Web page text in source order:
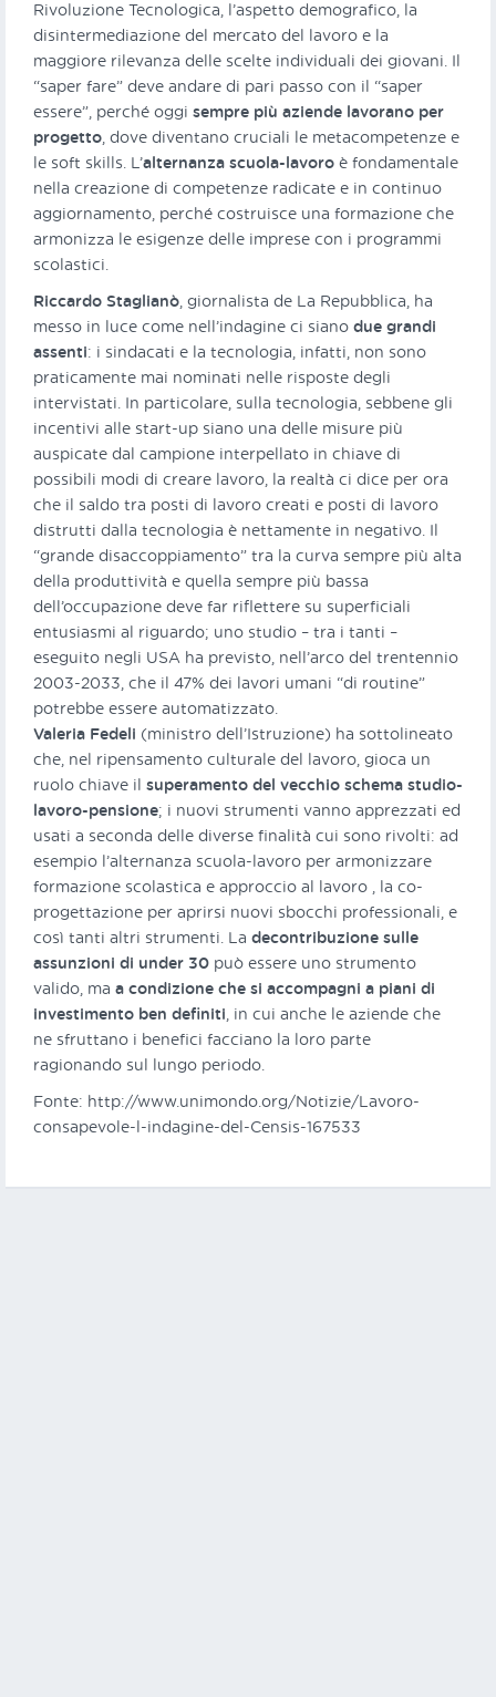
Rivoluzione Tecnologica, l’aspetto demografico, la
disintermediazione del mercato del lavoro e la
maggiore rilevanza delle scelte individuali dei giovani. Il
“saper fare” deve andare di pari passo con il “saper
essere”, perché oggi sempre più aziende lavorano per
progetto, dove diventano cruciali le metacompetenze e
le soft skills. L’alternanza scuola-lavoro è fondamentale
nella creazione di competenze radicate e in continuo
aggiornamento, perché costruisce una formazione che
armonizza le esigenze delle imprese con i programmi
scolastici.
Riccardo Staglianò, giornalista de La Repubblica, ha
messo in luce come nell’indagine ci siano due grandi
assenti: i sindacati e la tecnologia, infatti, non sono
praticamente mai nominati nelle risposte degli
intervistati. In particolare, sulla tecnologia, sebbene gli
incentivi alle start-up siano una delle misure più
auspicate dal campione interpellato in chiave di
possibili modi di creare lavoro, la realtà ci dice per ora
che il saldo tra posti di lavoro creati e posti di lavoro
distrutti dalla tecnologia è nettamente in negativo. Il
“grande disaccoppiamento” tra la curva sempre più alta
della produttività e quella sempre più bassa
dell’occupazione deve far riflettere su superficiali
entusiasmi al riguardo; uno studio – tra i tanti –
eseguito negli USA ha previsto, nell’arco del trentennio
2003-2033, che il 47% dei lavori umani “di routine”
potrebbe essere automatizzato.
Valeria Fedeli (ministro dell’Istruzione) ha sottolineato
che, nel ripensamento culturale del lavoro, gioca un
ruolo chiave il superamento del vecchio schema studio-
lavoro-pensione; i nuovi strumenti vanno apprezzati ed
usati a seconda delle diverse finalità cui sono rivolti: ad
esempio l’alternanza scuola-lavoro per armonizzare
formazione scolastica e approccio al lavoro , la co-
progettazione per aprirsi nuovi sbocchi professionali, e
così tanti altri strumenti. La decontribuzione sulle
assunzioni di under 30 può essere uno strumento
valido, ma a condizione che si accompagni a piani di
investimento ben definiti, in cui anche le aziende che
ne sfruttano i benefici facciano la loro parte
ragionando sul lungo periodo.
Fonte: http://www.unimondo.org/Notizie/Lavoro-
consapevole-l-indagine-del-Censis-167533